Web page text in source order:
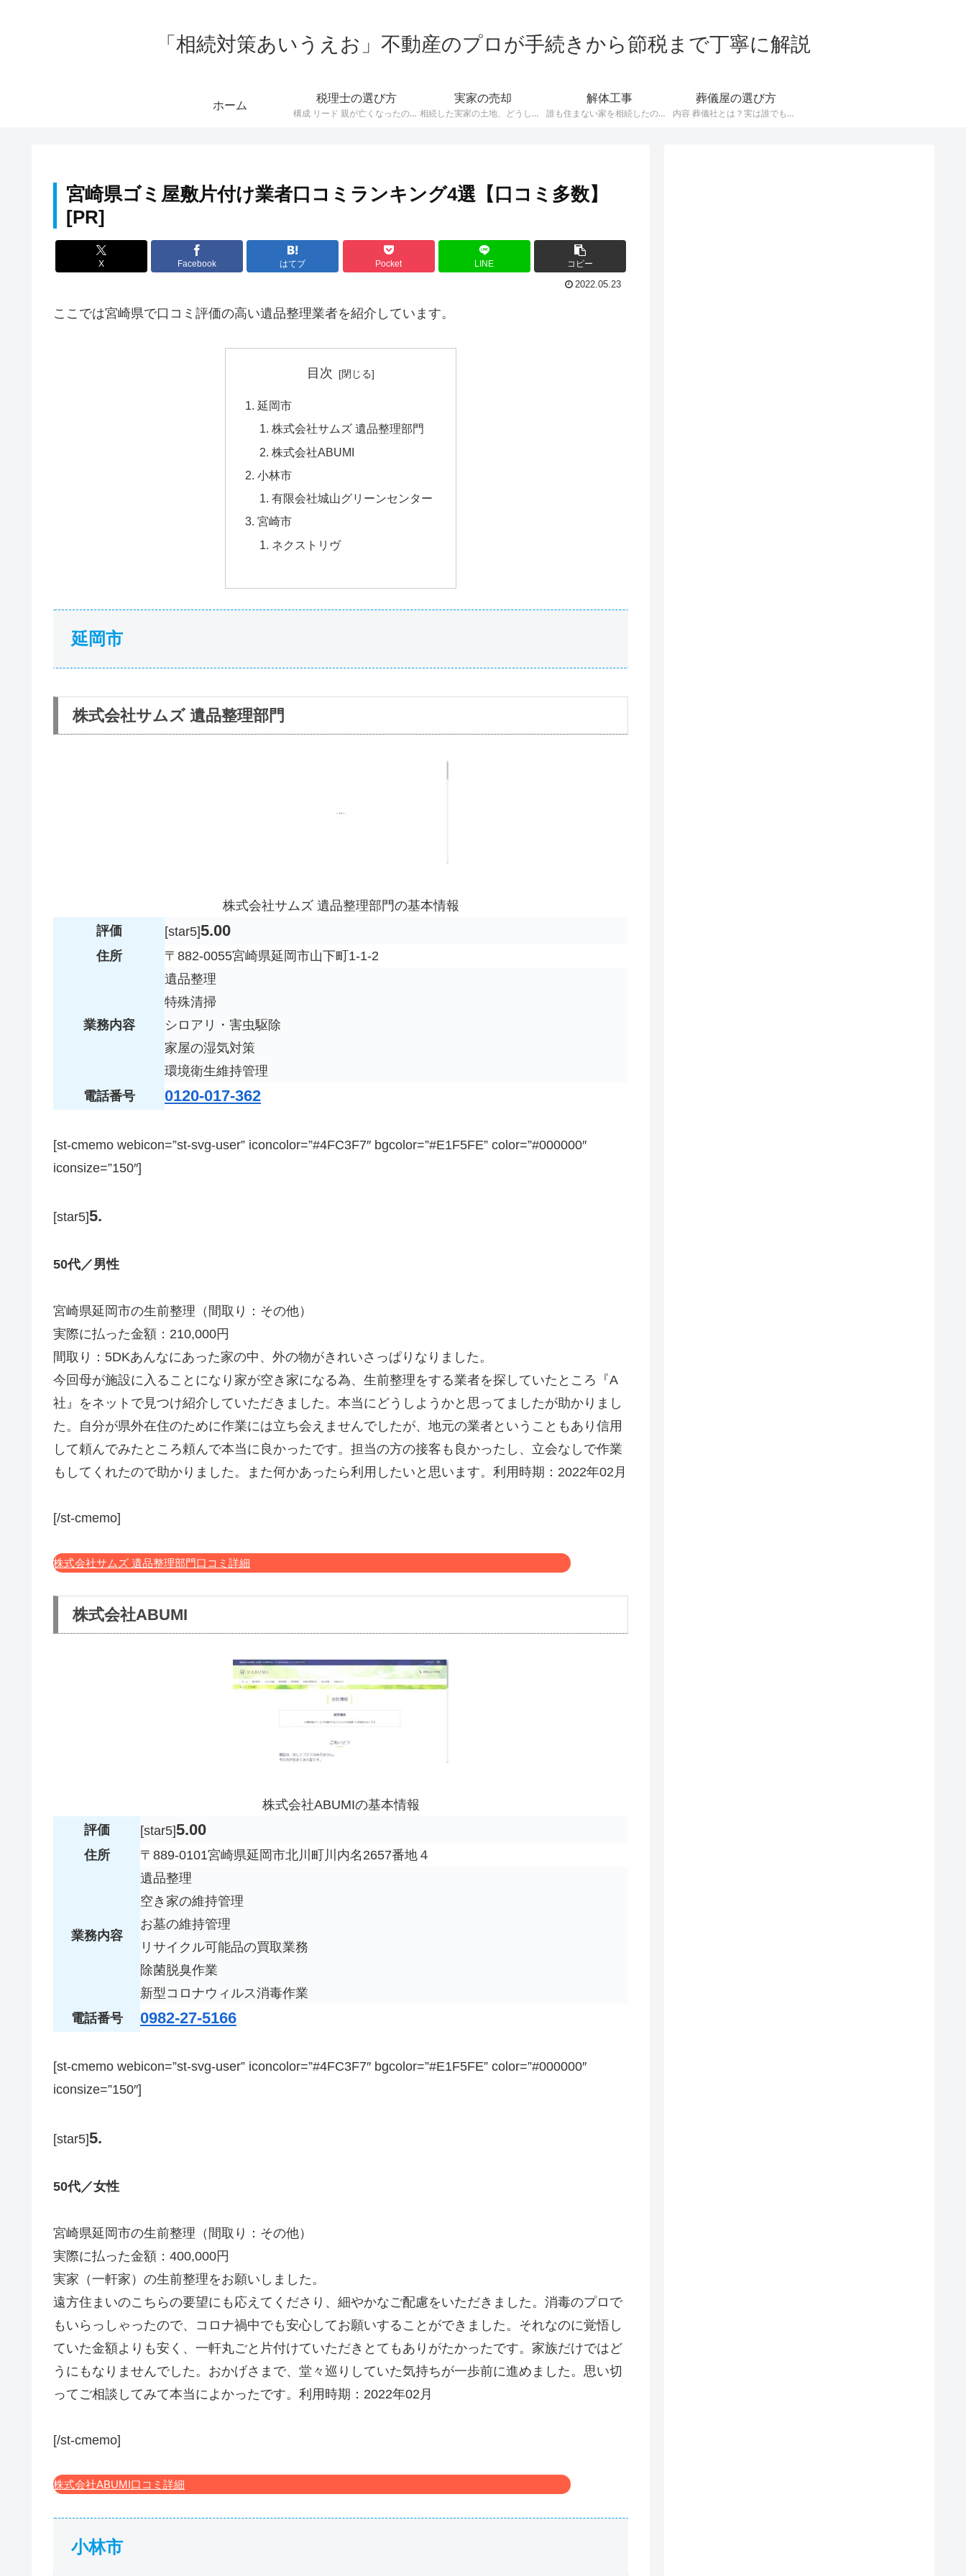
「相続対策あいうえお」不動産のプロが手続きから節税まで丁寧に解説
ホーム
税理士の選び方
構成 リード 親が亡くなったので相続について聞きたいんだけど、どうやって税理士を探せばいいの？ 普段から税理士と付き合いのある人は稀ですから、いざ相続となって問い合わせしたくても、誰に聞けばよいか分からないという人も多いですね。 今回は相続税の申告や税務相談をお願いする、税理士の選び方について解説しています。 税理士に相談するメリット 相続税の申告って自分でできないの？税理士に頼むと費用がかかるし…
実家の売却
相続した実家の土地、どうしよう…… 親が亡くなった悲しみが癒える間もなく、そんな難問が降りかかってきます。 私は不動産の専門家として、様々な相続の問題に立ち会ってきました。 その経験を元に、相続した不動産をトラブルなく売るにはどうしたら良いか？というポイントを解説していきたいと思います。 [st-mybox title=”相続した不動産はいくらで売れるの？” fontawesome=”fa-inf…
解体工事
誰も住まない家を相続したので取り壊したい！でも解体工事ってどこに依頼すればいいの？ とお悩みのあなたに、信頼できる解体業者の選び方について解説していきましょう。 悪徳な解体業者による契約トラブルが多いので、優良業者を選ぶには手間がかかります。 もし面倒なことをしている時間がないということなら、無料の一括見積りサービスを利用することをオススメします。 無料の解体工事一括見積りサービスをみる 解体しな…
葬儀屋の選び方
内容 葬儀社とは？実は誰でもできるんです 葬儀社とは亡くなった方のために、 葬儀の準備 会場の確保 葬儀当日の進行 などを行うサービス業です。 そんな人生の大切な場面をサポートする葬儀社ですが、実は特別な許認可が必要ないことはご存知ですか？ もし葬祭業をしたければ、誰でもできる仕事なのですね。 古くからある葬儀社でも、家族経営の小さい企業が多いです。 [caption id=”attachment…
宮崎県ゴミ屋敷片付け業者口コミランキング4選【口コミ多数】
X Facebook はてブ Pocket LINE コピー
2022.05.23
ここでは宮崎県で口コミ評価の高い遺品整理業者を紹介しています。
目次
延岡市
株式会社サムズ 遺品整理部門
株式会社ABUMI
小林市
有限会社城山グリーンセンター
宮崎市
ネクストリヴ
延岡市
株式会社サムズ 遺品整理部門
株式会社サムズ 遺品整理部門の基本情報
評価
[star5]5.00
住所 〒882-0055宮崎県延岡市山下町1-1-2
業務内容
遺品整理
特殊清掃
シロアリ・害虫駆除
家屋の湿気対策
環境衛生維持管理
電話番号
0120-017-362
[st-cmemo webicon=”st-svg-user” iconcolor=”#4FC3F7″ bgcolor=”#E1F5FE” color=”#000000″
iconsize=”150″]
[star5]5.
50代／男性
宮崎県延岡市の生前整理（間取り：その他）
実際に払った金額：210,000円
間取り：5DKあんなにあった家の中、外の物がきれいさっぱりなりました。
今回母が施設に入ることになり家が空き家になる為、生前整理をする業者を探していたところ『A
社』をネットで見つけ紹介していただきました。本当にどうしようかと思ってましたが助かりまし
た。自分が県外在住のために作業には立ち会えませんでしたが、地元の業者ということもあり信用
して頼んでみたところ頼んで本当に良かったです。担当の方の接客も良かったし、立会なしで作業
もしてくれたので助かりました。また何かあったら利用したいと思います。利用時期：2022年02月
[/st-cmemo]
株式会社サムズ 遺品整理部門口コミ詳細
株式会社ABUMI
株式会社ABUMIの基本情報
評価
[star5]5.00
住所 〒889-0101宮崎県延岡市北川町川内名2657番地４
業務内容
遺品整理
空き家の維持管理
お墓の維持管理
リサイクル可能品の買取業務
除菌脱臭作業
新型コロナウィルス消毒作業
電話番号
0982-27-5166
[st-cmemo webicon=”st-svg-user” iconcolor=”#4FC3F7″ bgcolor=”#E1F5FE” color=”#000000″
iconsize=”150″]
[star5]5.
50代／女性
宮崎県延岡市の生前整理（間取り：その他）
実際に払った金額：400,000円
実家（一軒家）の生前整理をお願いしました。
遠方住まいのこちらの要望にも応えてくださり、細やかなご配慮をいただきました。消毒のプロで
もいらっしゃったので、コロナ禍中でも安心してお願いすることができました。それなのに覚悟し
ていた金額よりも安く、一軒丸ごと片付けていただきとてもありがたかったです。家族だけではど
うにもなりませんでした。おかげさまで、堂々巡りしていた気持ちが一歩前に進めました。思い切
ってご相談してみて本当によかったです。利用時期：2022年02月
[/st-cmemo]
株式会社ABUMI口コミ詳細
小林市